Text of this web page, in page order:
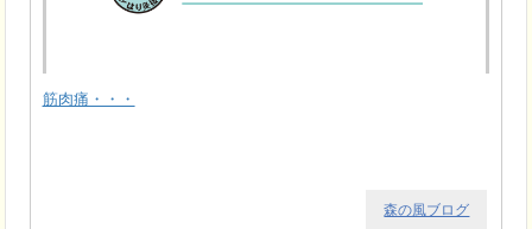
筋肉痛・・・
森の風ブログ